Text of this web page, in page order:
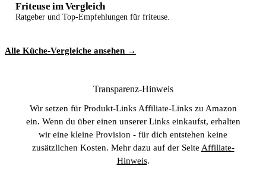
Friteuse im Vergleich
Ratgeber und Top-Empfehlungen für friteuse.
Alle Küche-Vergleiche ansehen →
Transparenz-Hinweis
Wir setzen für Produkt-Links Affiliate-Links zu Amazon
ein. Wenn du über einen unserer Links einkaufst, erhalten
wir eine kleine Provision - für dich entstehen keine
zusätzlichen Kosten. Mehr dazu auf der Seite Affiliate-
Hinweis.